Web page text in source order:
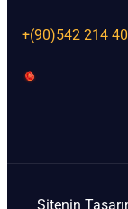
+(90)542 214
Sitenin